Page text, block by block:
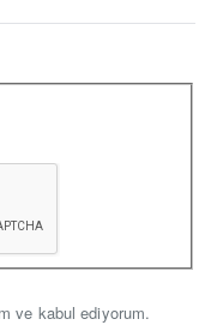
ve kabul ediyorum.